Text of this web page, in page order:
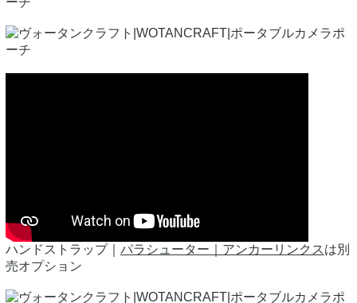
ハンドストラップ｜ パラシューター｜アンカーリンクスは別
売オプション